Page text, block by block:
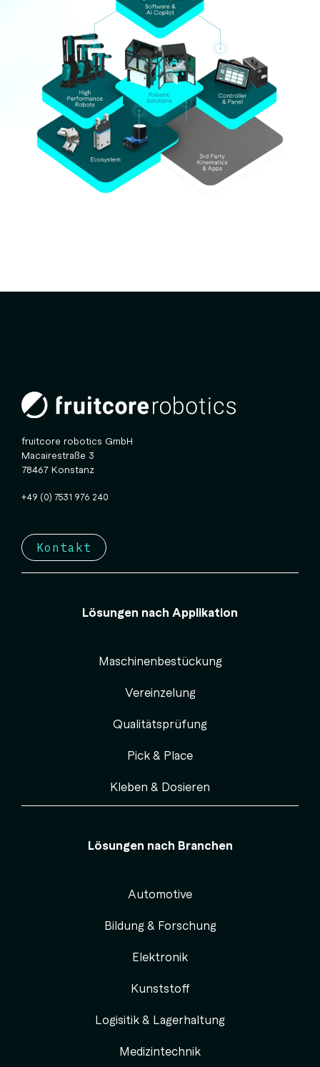
fruitcore robotics GmbH
Macairestraße 3
78467 Konstanz
+49 (0) 7531 976 240
Kontakt
Lösungen nach Applikation
Maschinenbestückung
Vereinzelung
Qualitätsprüfung
Pick & Place
Kleben & Dosieren
Lösungen nach Branchen
Automotive
Bildung & Forschung
Elektronik
Kunststoff
Logisitik & Lagerhaltung
Medizintechnik